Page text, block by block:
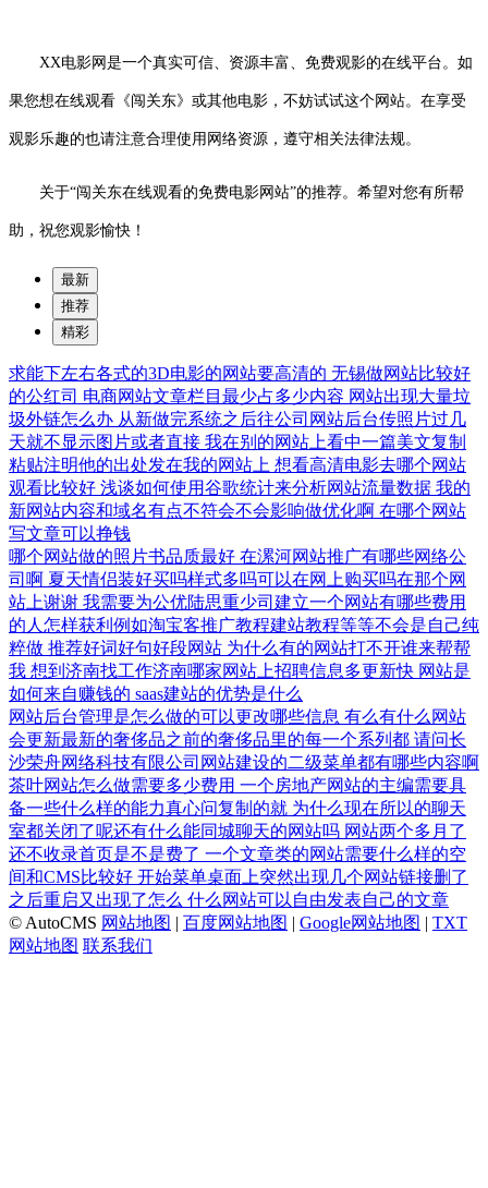
XX电影网是一个真实可信、资源丰富、免费观影的在线平台。如
果您想在线观看《闯关东》或其他电影，不妨试试这个网站。在享受
观影乐趣的也请注意合理使用网络资源，遵守相关法律法规。
关于“闯关东在线观看的免费电影网站”的推荐。希望对您有所帮
助，祝您观影愉快！
最新
推荐
精彩
求能下左右各式的3D电影的网站要高清的 无锡做网站比较好
的公红司 电商网站文章栏目最少占多少内容 网站出现大量垃
圾外链怎么办 从新做完系统之后往公司网站后台传照片过几
天就不显示图片或者直接 我在别的网站上看中一篇美文复制
粘贴注明他的出处发在我的网站上 想看高清电影去哪个网站
观看比较好 浅谈如何使用谷歌统计来分析网站流量数据 我的
新网站内容和域名有点不符会不会影响做优化啊 在哪个网站
写文章可以挣钱
哪个网站做的照片书品质最好 在漯河网站推广有哪些网络公
司啊 夏天情侣装好买吗样式多吗可以在网上购买吗在那个网
站上谢谢 我需要为公优陆思重少司建立一个网站有哪些费用
的人怎样获利例如淘宝客推广教程建站教程等等不会是自己纯
粹做 推荐好词好句好段网站 为什么有的网站打不开谁来帮帮
我 想到济南找工作济南哪家网站上招聘信息多更新快 网站是
如何来自赚钱的 saas建站的优势是什么
网站后台管理是怎么做的可以更改哪些信息 有么有什么网站
会更新最新的奢侈品之前的奢侈品里的每一个系列都 请问长
沙荣舟网络科技有限公司网站建设的二级菜单都有哪些内容啊
茶叶网站怎么做需要多少费用 一个房地产网站的主编需要具
备一些什么样的能力真心问复制的就 为什么现在所以的聊天
室都关闭了呢还有什么能同城聊天的网站吗 网站两个多月了
还不收录首页是不是费了 一个文章类的网站需要什么样的空
间和CMS比较好 开始菜单桌面上突然出现几个网站链接删了
之后重启又出现了怎么 什么网站可以自由发表自己的文章
© AutoCMS 网站地图 | 百度网站地图 | Google网站地图 | TXT
网站地图 联系我们